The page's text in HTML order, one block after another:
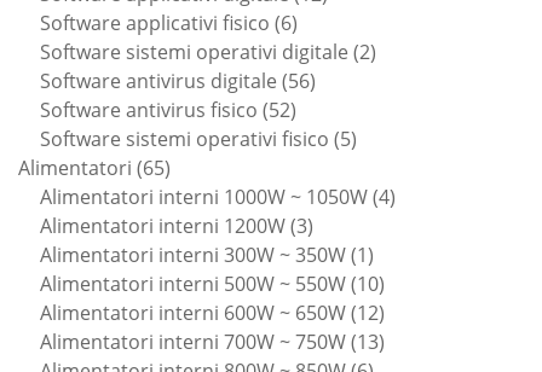
Software applicativi fisico 66
prodotti
Software sistemi operativi digitale 22
Software antivirus digitale 5656
Software antivirus fisico 5252
prodotti
Software sistemi operativi fisico 55
Alimentatori 6565
prodotti
Alimentatori interni 1000W ~ 1050W 44
Alimentatori interni 1200W 33
prodotti
Alimentatori interni 300W ~ 350W 11
prodotto
Alimentatori interni 500W ~ 550W 1010
prodotti
Alimentatori interni 600W ~ 650W 1212
prodotti
Alimentatori interni 700W ~ 750W 1313